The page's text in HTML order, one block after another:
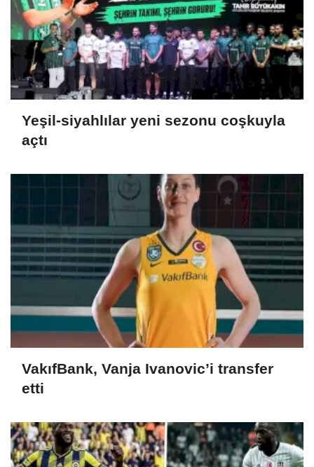
Yeşil-siyahlılar yeni sezonu coşkuyla
açtı
VakıfBank, Vanja Ivanovic’i transfer
etti